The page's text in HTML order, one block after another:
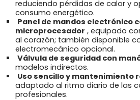
reduciendo pérdidas de calor y
consumo energético.
Panel de mandos electrónico
microprocesador , equipado
al corazón; también disponible
electromecánico opcional.
Válvula de seguridad con
modelos indirectos.
Uso sencillo y mantenimiento
adaptado al ritmo diario de las
profesionales.